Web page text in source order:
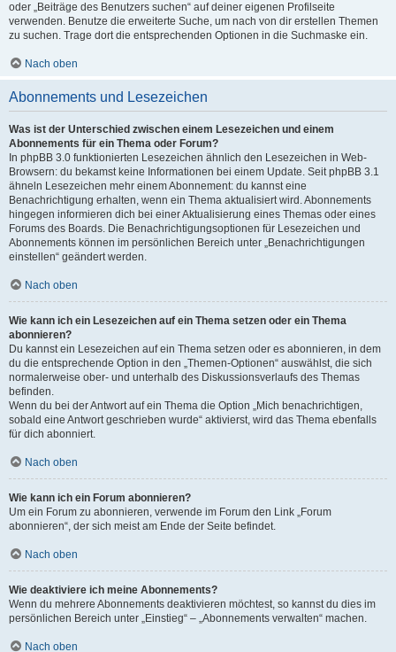
oder „Beiträge des Benutzers suchen“ auf deiner eigenen Profilseite
verwenden. Benutze die erweiterte Suche, um nach von dir erstellen Themen
zu suchen. Trage dort die entsprechenden Optionen in die Suchmaske ein.
Nach oben
Abonnements und Lesezeichen
Was ist der Unterschied zwischen einem Lesezeichen und einem
Abonnements für ein Thema oder Forum?
In phpBB 3.0 funktionierten Lesezeichen ähnlich den Lesezeichen in Web-
Browsern: du bekamst keine Informationen bei einem Update. Seit phpBB 3.1
ähneln Lesezeichen mehr einem Abonnement: du kannst eine
Benachrichtigung erhalten, wenn ein Thema aktualisiert wird. Abonnements
hingegen informieren dich bei einer Aktualisierung eines Themas oder eines
Forums des Boards. Die Benachrichtigungsoptionen für Lesezeichen und
Abonnements können im persönlichen Bereich unter „Benachrichtigungen
einstellen“ geändert werden.
Nach oben
Wie kann ich ein Lesezeichen auf ein Thema setzen oder ein Thema
abonnieren?
Du kannst ein Lesezeichen auf ein Thema setzen oder es abonnieren, in dem
du die entsprechende Option in den „Themen-Optionen“ auswählst, die sich
normalerweise ober- und unterhalb des Diskussionsverlaufs des Themas
befinden.
Wenn du bei der Antwort auf ein Thema die Option „Mich benachrichtigen,
sobald eine Antwort geschrieben wurde“ aktivierst, wird das Thema ebenfalls
für dich abonniert.
Nach oben
Wie kann ich ein Forum abonnieren?
Um ein Forum zu abonnieren, verwende im Forum den Link „Forum
abonnieren“, der sich meist am Ende der Seite befindet.
Nach oben
Wie deaktiviere ich meine Abonnements?
Wenn du mehrere Abonnements deaktivieren möchtest, so kannst du dies im
persönlichen Bereich unter „Einstieg“ – „Abonnements verwalten“ machen.
Nach oben